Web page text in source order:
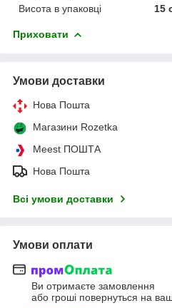
Висота в упаковці
15
Приховати
Умови доставки
Нова Пошта
Магазини Rozetka
Meest ПОШТА
Нова Пошта
Всі умови доставки
Умови оплати
Ви отримаєте замовлення
або гроші повернуться на